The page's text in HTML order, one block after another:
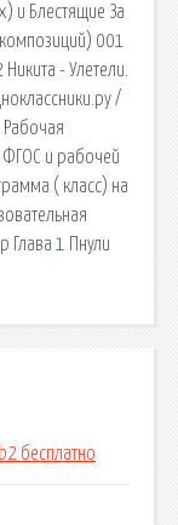
и Блестящие За
001
- Улетели.
/
ФГОС и рабочей
( класс) на
Глава 1 Пнули
бесплатно